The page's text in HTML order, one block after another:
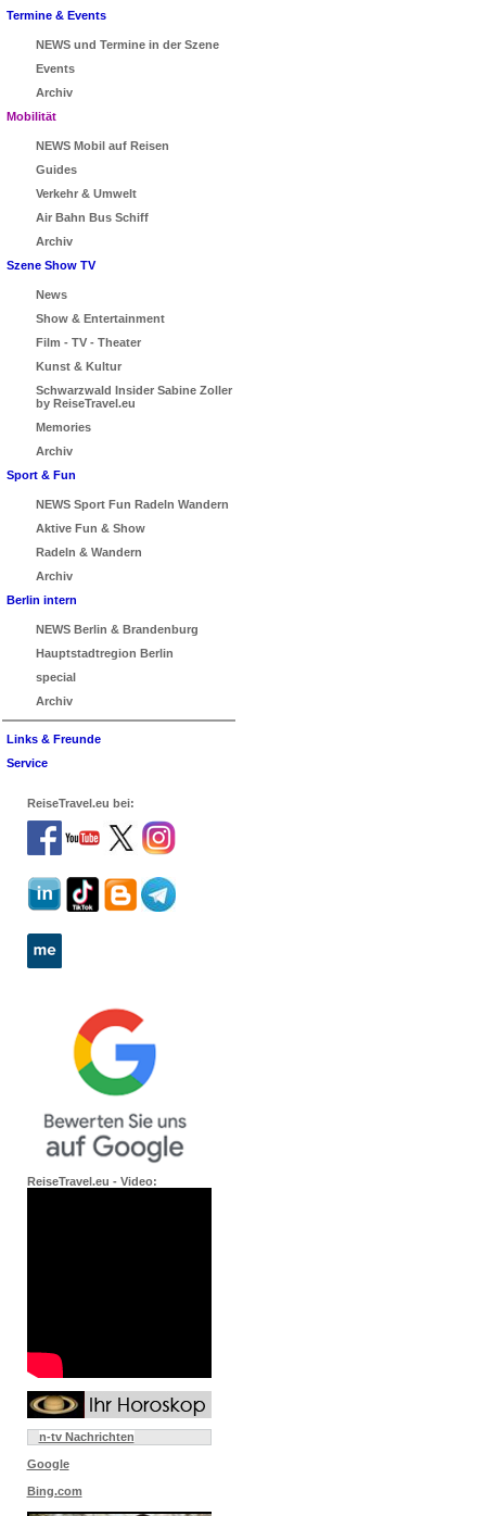
Termine & Events
NEWS und Termine in der Szene
Events
Archiv
Mobilität
NEWS Mobil auf Reisen
Guides
Verkehr & Umwelt
Air Bahn Bus Schiff
Archiv
Szene Show TV
News
Show & Entertainment
Film - TV - Theater
Kunst & Kultur
Schwarzwald Insider Sabine Zoller
by ReiseTravel.eu
Memories
Archiv
Sport & Fun
NEWS Sport Fun Radeln Wandern
Aktive Fun & Show
Radeln & Wandern
Archiv
Berlin intern
NEWS Berlin & Brandenburg
Hauptstadtregion Berlin
special
Archiv
Links & Freunde
Service
ReiseTravel.eu bei:
ReiseTravel.eu - Video:
n-tv Nachrichten
Google
Bing.com